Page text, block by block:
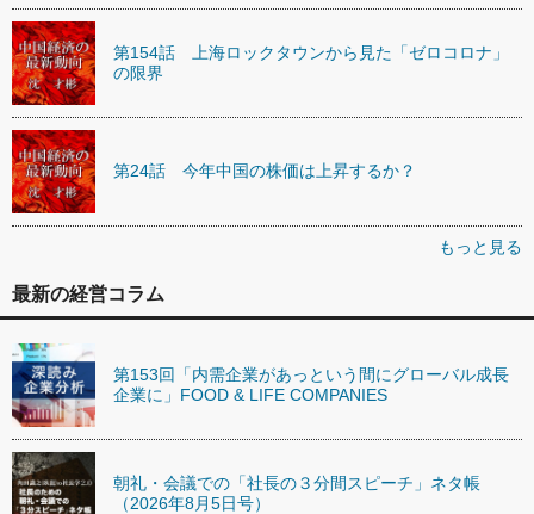
第154話 上海ロックタウンから見た「ゼロコロナ」
の限界
第24話 今年中国の株価は上昇するか？
もっと見る
最新の経営コラム
第153回「内需企業があっという間にグローバル成長
企業に」FOOD & LIFE COMPANIES
朝礼・会議での「社長の３分間スピーチ」ネタ帳
（2026年8月5日号）